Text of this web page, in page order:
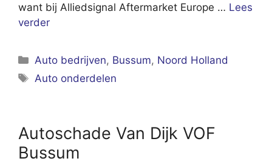
want bij Alliedsignal Aftermarket Europe … Lees
verder
Categorieën
Auto bedrijven, Bussum, Noord Holland
Tags
Auto onderdelen
Autoschade Van Dijk VOF
Bussum